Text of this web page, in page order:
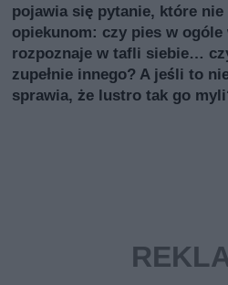
pojawia się pytanie, które
opiekunom: czy pies w
rozpoznaje w tafli siebie…
zupełnie innego? A jeśli to
sprawia, że lustro tak go